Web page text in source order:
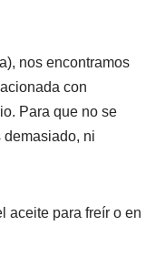
nos encontramos
con
Para que no se
demasiado, ni
aceite para freír o en